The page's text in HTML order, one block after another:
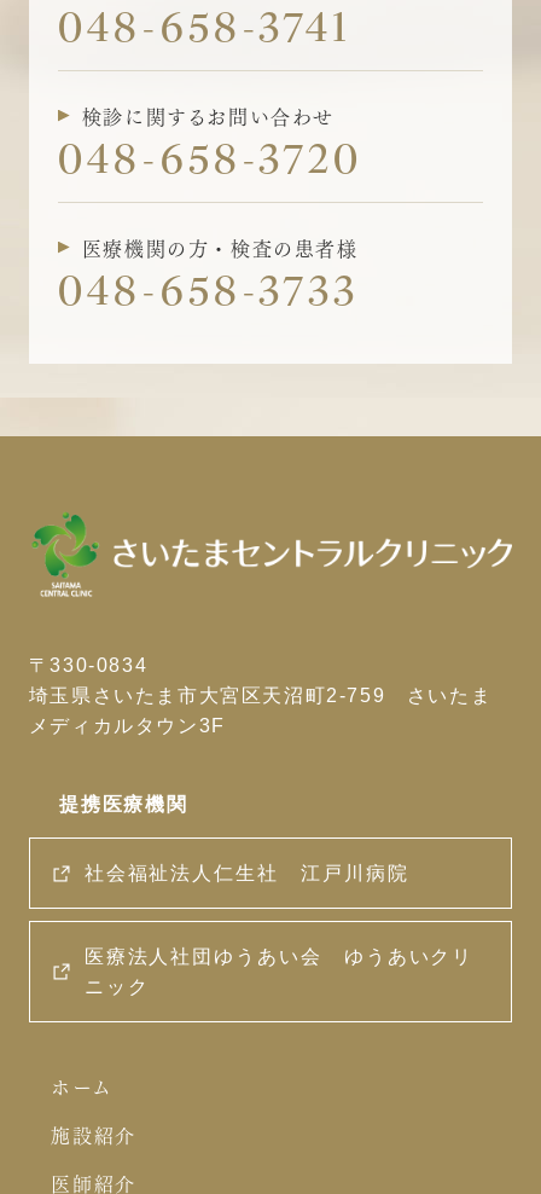
048-658-3741
検診に関するお問い合わせ
048-658-3720
医療機関の方・検査の患者様
048-658-3733
〒330-0834
埼玉県さいたま市大宮区天沼町2-759 さいたま
メディカルタウン3F
提携医療機関
社会福祉法人仁生社 江戸川病院
医療法人社団ゆうあい会 ゆうあいクリ
ニック
ホーム
施設紹介
医師紹介